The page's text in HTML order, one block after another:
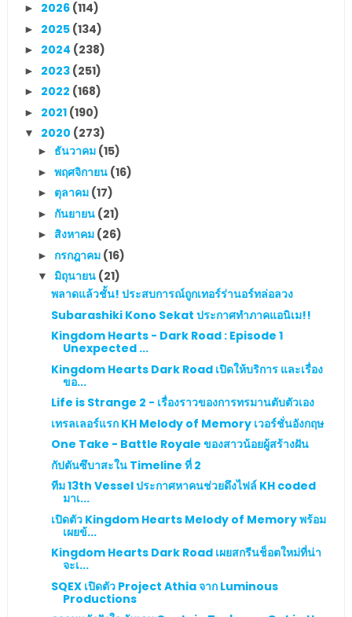
► 2026 (114)
► 2025 (134)
► 2024 (238)
► 2023 (251)
► 2022 (168)
► 2021 (190)
▼ 2020 (273)
► ธันวาคม (15)
► พฤศจิกายน (16)
► ตุลาคม (17)
► กันยายน (21)
► สิงหาคม (26)
► กรกฎาคม (16)
▼ มิถุนายน (21)
พลาดแล้วชั้น! ประสบการณ์ถูกเทอร์ร่านอร์ทล่อลวง
Subarashiki Kono Sekat ประกาศทำภาคแอนิเม!!
Kingdom Hearts - Dark Road : Episode 1
Unexpected ...
Kingdom Hearts Dark Road เปิดให้บริการ และเรื่อง
ขอ...
Life is Strange 2 - เรื่องราวของการทรมานตับตัวเอง
เทรลเลอร์แรก KH Melody of Memory เวอร์ชั่นอังกฤษ
One Take - Battle Royale ของสาวน้อยผู้สร้างฝัน
กัปตันซึบาสะใน Timeline ที่ 2
ทีม 13th Vessel ประกาศหาคนช่วยดึงไฟล์ KH coded
มาเ...
เปิดตัว Kingdom Hearts Melody of Memory พร้อม
เผยข้...
Kingdom Hearts Dark Road เผยสกรีนช็อตใหม่ที่น่า
จะเ...
SQEX เปิดตัว Project Athia จาก Luminous
Productions